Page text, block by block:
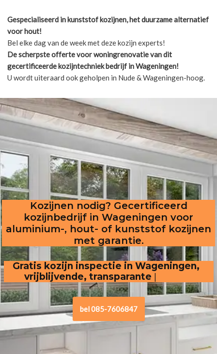
Gespecialiseerd in kunststof kozijnen, het duurzame alternatief
voor hout!
Bel elke dag van de week met deze kozijn experts!
De scherpsteofferte voor woningrenovatie van dit
gecertificeerde kozijntechniek bedrijf in Wageningen!
U wordt uiteraard ook geholpen in Nude & Wageningen-hoog.
Kozijnen nodig? Gecertificeerd
kozijnbedrijf in Wageningen voor
aluminium-, hout- of kunststof kozijnen
met garantie.
Gratis kozijn inspectie in Wageningen,
vrijblijvende, transparante offerte
bel 085-7606847